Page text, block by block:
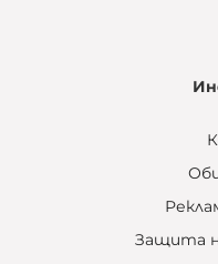
Защита